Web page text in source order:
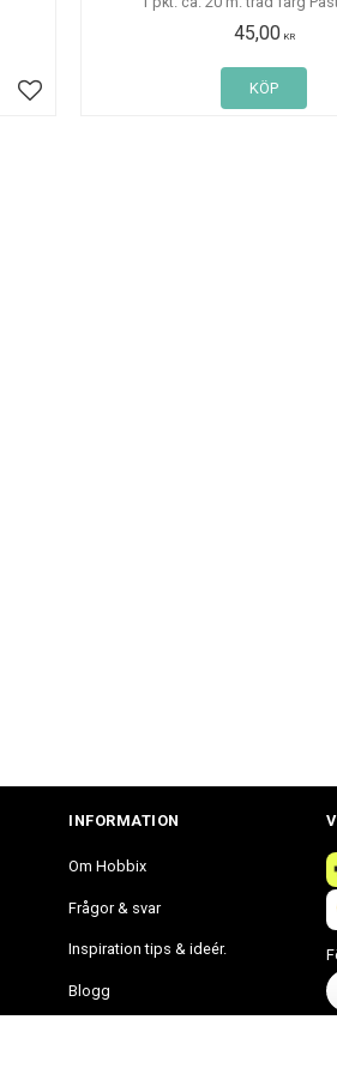
Lägg till i favoriter
45,00KR
KÖP
INFORMATION
Om Hobbix
Frågor & svar
Inspiration tips & ideér.
Blogg